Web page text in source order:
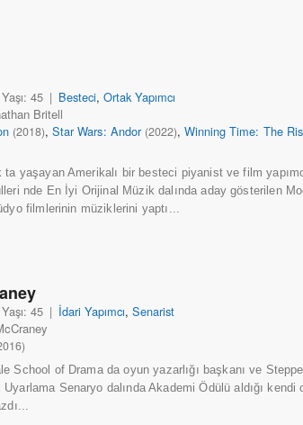
Yaşı: 45 | Besteci, Ortak Yapımcı
Britell
(2018),Star Wars: Andor (2022),Winning Time: The
yaşayan Amerikalı bir besteci piyanist ve film
nde En İyi Orijinal Müzik dalında aday gösterilen
filmlerinin müziklerini yaptı...
Yaşı: 45 | İdari Yapımcı,Senarist
School of Drama da oyun yazarlığı başkanı ve
Senaryo dalında Akademi Ödülü aldığı kendi